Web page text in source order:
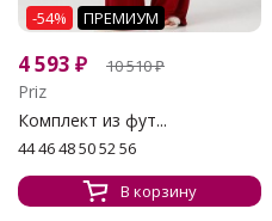
-54% ПРЕМИУМ
4 593 ₽ 10 510₽
Priz
Комплект из фут...
44 46 48 50 52 56
В корзину